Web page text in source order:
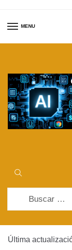
navigation
content
MENU
Última